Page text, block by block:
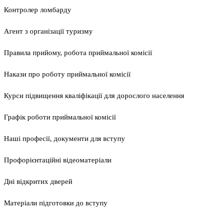
Контролер ломбарду
Агент з організації туризму
Правила прийому, робота приймальної комісії
Накази про роботу приймальної комісії
Курси підвищення кваліфікації для дорослого населення
Графік роботи приймальної комісії
Наші професії, документи для вступу
Профорієнтаційні відеоматеріали
Дні відкритих дверей
Матеріали підготовки до вступу